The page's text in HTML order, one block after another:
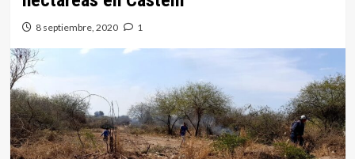
8 septiembre, 2020 1